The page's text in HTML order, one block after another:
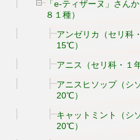
「e-ティザーヌ」さん
８１種）
アンゼリカ（セリ科
15℃）
アニス（セリ科・１
アニスヒソップ（シ
20℃）
キャットミント（シ
20℃）